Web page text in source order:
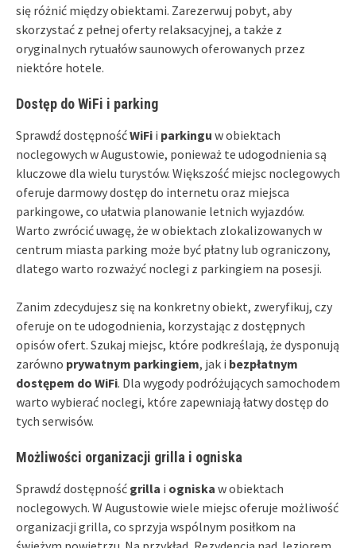
się różnić między obiektami. Zarezerwuj pobyt, aby
skorzystać z pełnej oferty relaksacyjnej, a także z
oryginalnych rytuałów saunowych oferowanych przez
niektóre hotele.
Dostęp do WiFi i parking
Sprawdź dostępnośćWiFi i parkingu w obiektach
noclegowych w Augustowie, ponieważ te udogodnienia są
kluczowe dla wielu turystów. Większość miejsc noclegowych
oferuje darmowy dostęp do internetu oraz miejsca
parkingowe, co ułatwia planowanie letnich wyjazdów.
Warto zwrócić uwagę, że w obiektach zlokalizowanych w
centrum miasta parking może być płatny lub ograniczony,
dlatego warto rozważyć noclegi z parkingiem na posesji.
Zanim zdecydujesz się na konkretny obiekt, zweryfikuj, czy
oferuje on te udogodnienia, korzystając z dostępnych
opisów ofert. Szukaj miejsc, które podkreślają, że dysponują
zarówno prywatnym parkingiem, jak i bezpłatnym
dostępem do WiFi. Dla wygody podróżujących samochodem
warto wybierać noclegi, które zapewniają łatwy dostęp do
tych serwisów.
Możliwości organizacji grilla i ogniska
Sprawdź dostępność grilla i ogniska w obiektach
noclegowych. W Augustowie wiele miejsc oferuje możliwość
organizacji grilla, co sprzyja wspólnym posiłkom na